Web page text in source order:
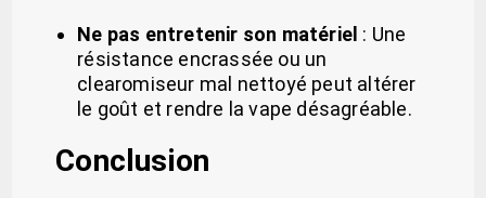
Ne pas entretenir son matériel : Une
résistance encrassée ou un
clearomiseur mal nettoyé peut altérer
le goût et rendre la vape désagréable.
Conclusion